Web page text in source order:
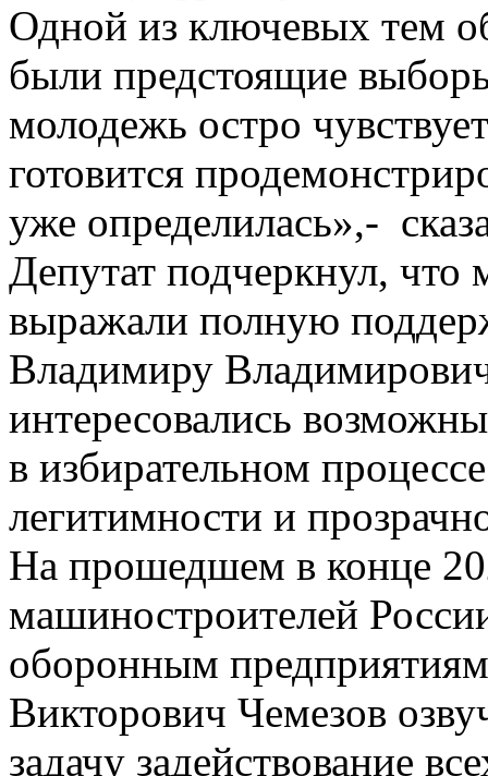
Одной из ключевых тем
были предстоящие
молодежь остро
готовится
уже определилась»,-
Депутат подчеркнул, что
выражали полную
Владимиру
интересовались
в избирательном
легитимности и
На прошедшем в конце
машиностроителей
оборонным
Викторович Чемезов
задачу задействование